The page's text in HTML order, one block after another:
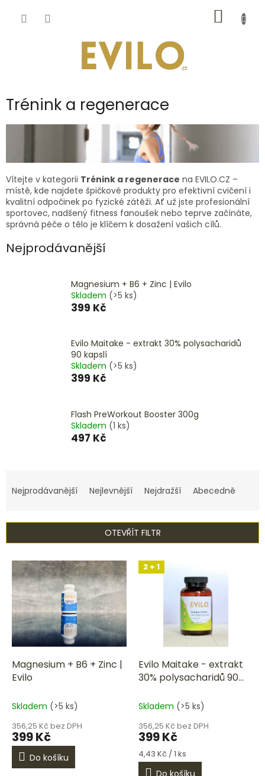
KOŠÍK
Trénink a regenerace
Vítejte v kategorii Trénink a regenerace na EVILO.CZ –
místě, kde najdete špičkové produkty pro efektivní cvičení i
kvalitní odpočinek po fyzické zátěži. Ať už jste profesionální
sportovec, nadšený fitness fanoušek nebo teprve začínáte,
správná péče o tělo je klíčem k dosažení vašich cílů.
Nejprodávanější
Magnesium + B6 + Zinc | Evilo
Skladem (>5 ks)
399 Kč
Evilo Maitake - extrakt 30% polysacharidů
90 kapslí
Skladem (>5 ks)
399 Kč
Flash PreWorkout Booster 300g
Skladem (1 ks)
497 Kč
a
í
o
d
ů
Nejprodávanější Nejlevnější Nejdražší Abecedně
OTEVŘÍT FILTR
V
p
p
o
dMagnesium + B6 + Zinc |
Evilo
Skladem (>5 ks)
356,25 Kč bez DPH
399 Kč
Do košíku
2 + 1
Evilo Maitake - extrakt
30% polysacharidů 90
Skladem (>5 ks)
356,25 Kč bez DPH
399 Kč
Měrná
cena:
4,43 Kč / 1 ks